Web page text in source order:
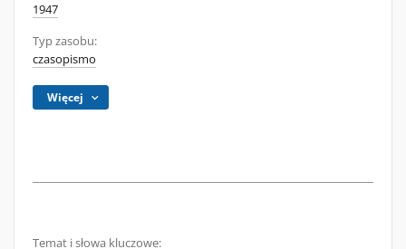
1947
Typ zasobu:
czasopismo
Więcej
Temat i słowa kluczowe: